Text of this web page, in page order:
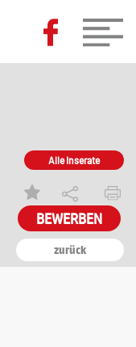
zurück
Alle Inserate